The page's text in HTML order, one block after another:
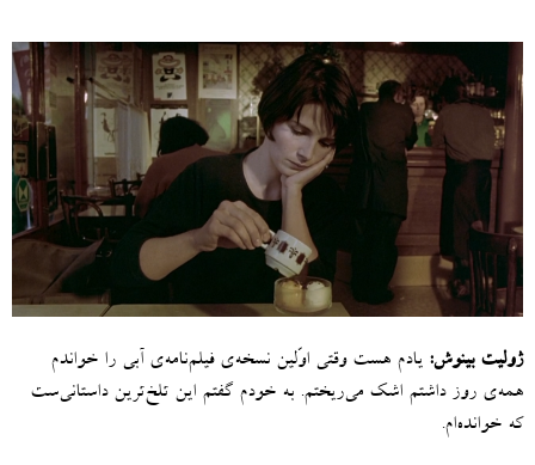
ژولیت بینوش: یادم هست وقتی اوّلین‌ نسخه‌ی فیلم‌نامه‌ی آبی را خواندم
همه‌ی روز داشتم اشک می‌ریختم. به خودم گفتم این تلخ‌ترین داستانی‌ست
که خوانده‌‌ام.